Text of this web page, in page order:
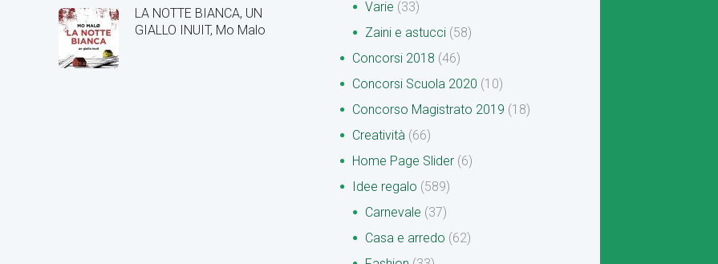
LA NOTTE BIANCA, UN
GIALLO INUIT, Mo Malo
Varie (33)
Zaini e astucci (58)
Concorsi 2018 (46)
Concorsi Scuola 2020 (10)
Concorso Magistrato 2019 (18)
Creatività (66)
Home Page Slider (6)
Idee regalo (589)
Carnevale (37)
Casa e arredo (62)